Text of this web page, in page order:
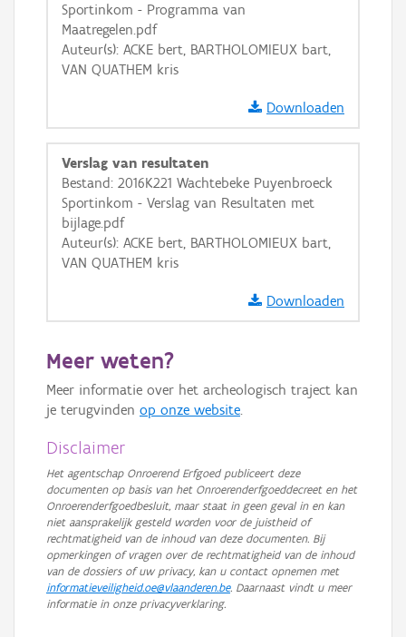
+ −
Basis Lagen
OSM-Basiskaart
Ortho
GRB-Basiskaart
Sportinkom - Programma van
Maatregelen.pdf
Auteur(s): ACKE bert, BARTHOLOMIEUX bart,
VAN QUATHEM kris
Downloaden
Verslag van resultaten
Bestand: 2016K221 Wachtebeke Puyenbroeck
Sportinkom - Verslag van Resultaten met
bijlage.pdf
Auteur(s): ACKE bert, BARTHOLOMIEUX bart,
VAN QUATHEM kris
Downloaden
Meer weten?
Meer informatie over het archeologisch traject kan
je terugvinden op onze website.
Disclaimer
Het agentschap Onroerend Erfgoed publiceert deze
documenten op basis van het Onroerenderfgoeddecreet en het
Onroerenderfgoedbesluit, maar staat in geen geval in en kan
niet aansprakelijk gesteld worden voor de juistheid of
rechtmatigheid van de inhoud van deze documenten. Bij
opmerkingen of vragen over de rechtmatigheid van de inhoud
van de dossiers of uw privacy, kan u contact opnemen met
informatieveiligheid.oe@vlaanderen.be. Daarnaast vindt u meer
informatie in onze privacyverklaring.